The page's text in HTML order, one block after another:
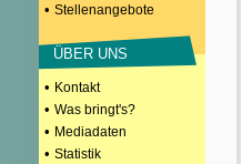
• Stellenangebote
ÜBER UNS
• Kontakt
• Was bringt's?
• Mediadaten
• Statistik